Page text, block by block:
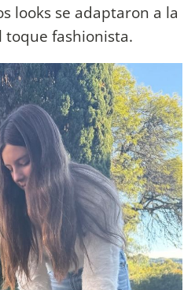
looks se adaptaron a la
toque fashionista.